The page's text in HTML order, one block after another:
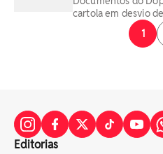
cartola em desvio
1
Editorias